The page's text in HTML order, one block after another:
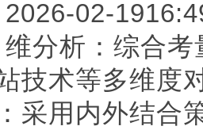
2026-02-
维分析：综合
技术等多维度
采用内外结合